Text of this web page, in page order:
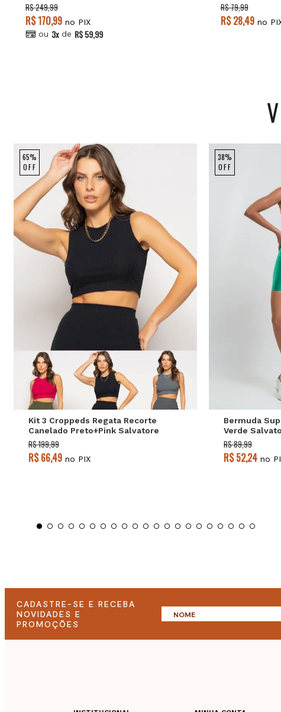
R$ 249,99
R$ 170,99 no PIX
ou 3x de R$ 59,99
R$ 79,99
R$ 28,49no
65%
OFF
P M
Kit 3 Croppeds Regata Recorte
Canelado Preto+Pink Salvatore
R$ 199,99
R$ 66,49 no PIX
38%
OFF
Bermuda
Verde
R$ 89,99
R$ 52,24 no
CADASTRE-SE E RECEBA
NOVIDADES E
PROMOÇÕES